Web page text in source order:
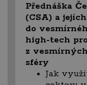
Přednáška
(CSA) a
do
high-tech
z
sféry
Jak